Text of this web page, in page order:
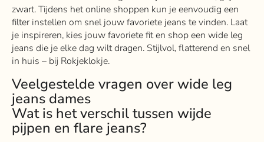
zwart. Tijdens het online shoppen kun je eenvoudig een
filter instellen om snel jouw favoriete jeans te vinden. Laat
je inspireren, kies jouw favoriete fit en shop een wide leg
jeans die je elke dag wilt dragen. Stijlvol, flatterend en snel
in huis – bij Rokjeklokje.
Veelgestelde vragen over wide leg
jeans dames
Wat is het verschil tussen wijde
pijpen en flare jeans?